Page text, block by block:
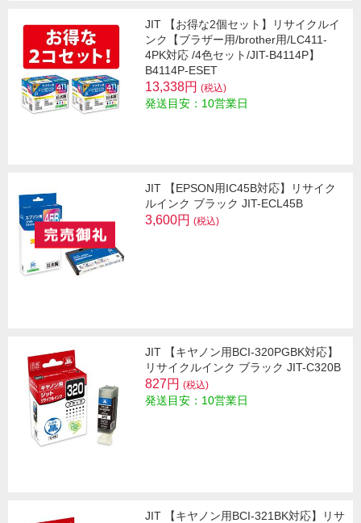
JIT 【お得な2個セット】リサイクルイ
ンク【ブラザー用/brother用/LC411-
4PK対応 /4色セット/JIT-B4114P】
B4114P-ESET
13,338円 (税込)
発送目安：10営業日
JIT 【EPSON用IC45B対応】リサイク
ルインク ブラック JIT-ECL45B
3,600円 (税込)
JIT 【キヤノン用BCI-320PGBK対応】
リサイクルインク ブラック JIT-C320B
827円 (税込)
発送目安：10営業日
JIT 【キヤノン用BCI-321BK対応】リサ